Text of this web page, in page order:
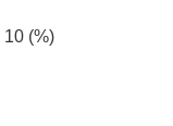
10 (%)